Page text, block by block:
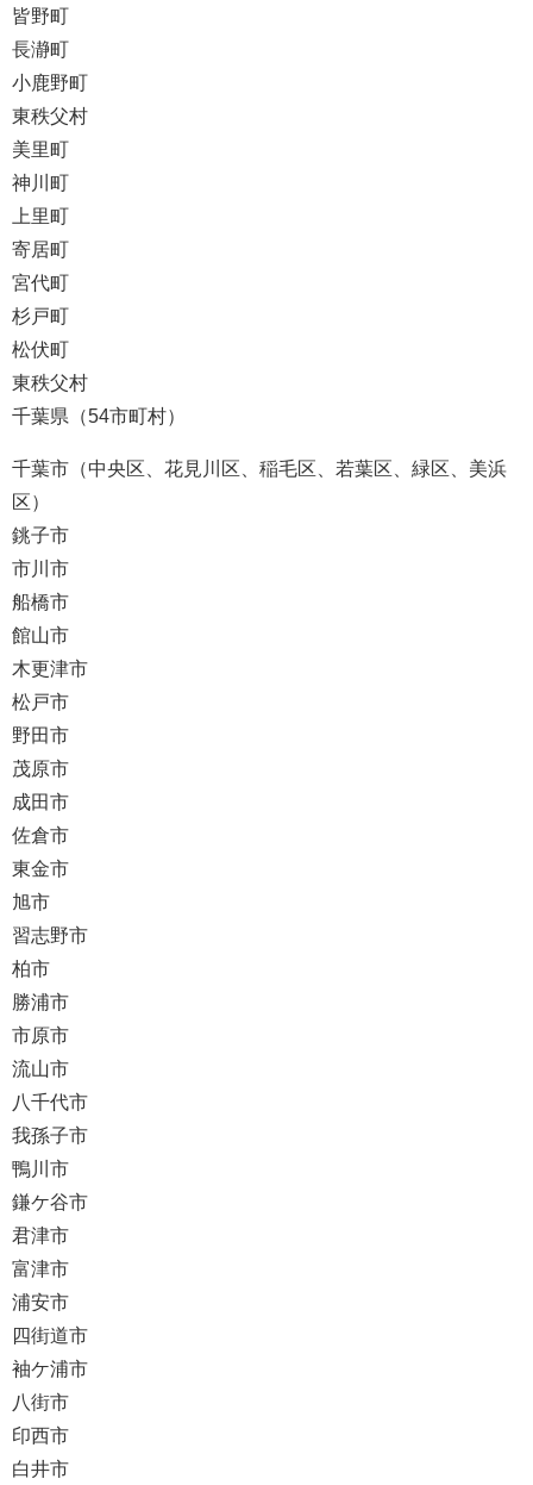
皆野町
長瀞町
小鹿野町
東秩父村
美里町
神川町
上里町
寄居町
宮代町
杉戸町
松伏町
東秩父村
千葉県（54市町村）
千葉市（中央区、花見川区、稲毛区、若葉区、緑区、美浜
区）
銚子市
市川市
船橋市
館山市
木更津市
松戸市
野田市
茂原市
成田市
佐倉市
東金市
旭市
習志野市
柏市
勝浦市
市原市
流山市
八千代市
我孫子市
鴨川市
鎌ケ谷市
君津市
富津市
浦安市
四街道市
袖ケ浦市
八街市
印西市
白井市